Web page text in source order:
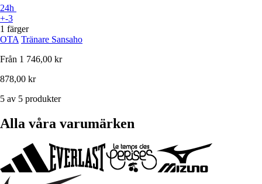
24h
+-3
1 färger
OTA Tränare Sansaho
Från 1 746,00 kr
878,00 kr
5 av 5 produkter
Alla våra varumärken